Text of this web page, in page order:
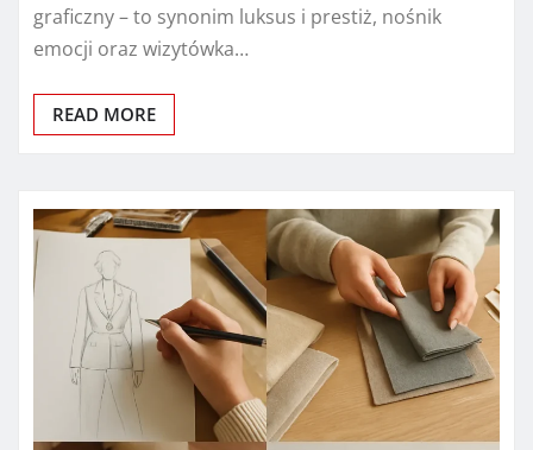
graficzny – to synonim luksus i prestiż, nośnik
emocji oraz wizytówka…
READ MORE